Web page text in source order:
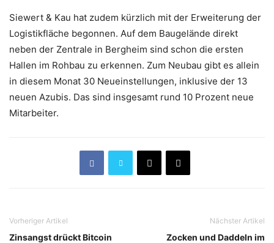
Siewert & Kau hat zudem kürzlich mit der Erweiterung der
Logistikfläche begonnen. Auf dem Baugelände direkt
neben der Zentrale in Bergheim sind schon die ersten
Hallen im Rohbau zu erkennen. Zum Neubau gibt es allein
in diesem Monat 30 Neueinstellungen, inklusive der 13
neuen Azubis. Das sind insgesamt rund 10 Prozent neue
Mitarbeiter.
Vorheriger Artikel
Zinsangst drückt Bitcoin
Nächster Artikel
Zocken und Daddeln im